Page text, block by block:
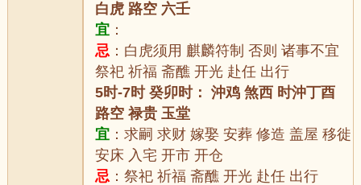
白虎 路空 六壬
宜 ：
忌 ：白虎须用 麒麟符制 否则 诸事不宜
祭祀 祈福 斋醮 开光 赴任 出行
5时-7时 癸卯时： 沖鸡 煞西 时沖丁酉
路空 禄贵 玉堂
宜 ：求嗣 求财 嫁娶 安葬 修造 盖屋 移徙
安床 入宅 开市 开仓
忌 ：祭祀 祈福 斋醮 开光 赴任 出行